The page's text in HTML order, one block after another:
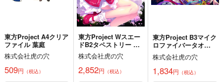
必然のカタストロフィ
／Magical-マジカル-
東方Project A4クリア
ファイル 葉庭
株式会社虎の穴
509円 （税込）
東方Project Wスエー
ドB2タペストリー 望
月椎那
株式会社虎の穴
2,852円 （税込）
東方Project B3マイク
ロファイバータオ
ル 萩原凛
株式会社虎の穴
1,834円 （税込）